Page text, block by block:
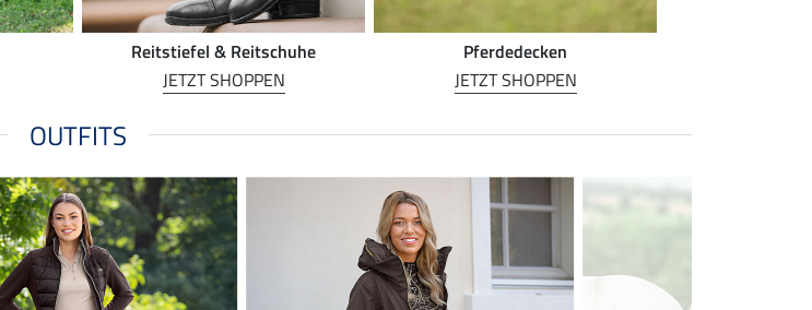
Reitstiefel & Reitschuhe
JETZT SHOPPEN
Pferdedecken
JETZT SHOPPEN
OUTFITS